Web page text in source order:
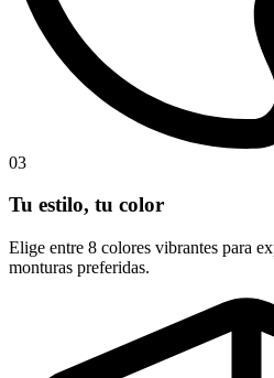
03
Tu estilo, tu color
Elige entre 8 colores vibrantes para
monturas preferidas.